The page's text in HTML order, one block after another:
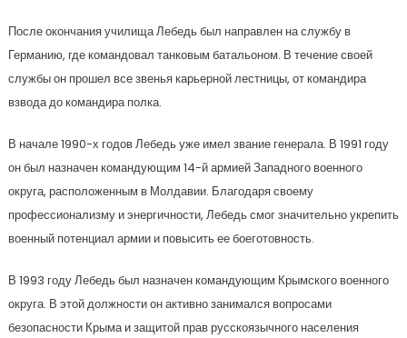
После окончания училища Лебедь был направлен на службу в
Германию, где командовал танковым батальоном. В течение своей
службы он прошел все звенья карьерной лестницы, от командира
взвода до командира полка.
В начале 1990-х годов Лебедь уже имел звание генерала. В 1991 году
он был назначен командующим 14-й армией Западного военного
округа, расположенным в Молдавии. Благодаря своему
профессионализму и энергичности, Лебедь смог значительно укрепить
военный потенциал армии и повысить ее боеготовность.
В 1993 году Лебедь был назначен командующим Крымского военного
округа. В этой должности он активно занимался вопросами
безопасности Крыма и защитой прав русскоязычного населения